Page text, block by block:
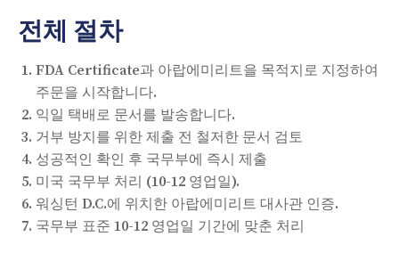
전체 절차
FDA Certificate과 아랍에미리트을 목적지로 지정하여
주문을 시작합니다.
익일 택배로 문서를 발송합니다.
거부 방지를 위한 제출 전 철저한 문서 검토
성공적인 확인 후 국무부에 즉시 제출
미국 국무부 처리 (10-12 영업일).
워싱턴 D.C.에 위치한 아랍에미리트 대사관 인증.
국무부 표준 10-12 영업일 기간에 맞춘 처리